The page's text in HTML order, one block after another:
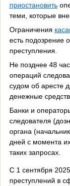
приостановить
теми, которые
Ограничения
есть подозрение
преступления.
Не позднее 48
операций
судом об аресте
денежные
Банки и
следователя
органа
дней с момента
таких запросах.
С 1 сентября
преступлений в